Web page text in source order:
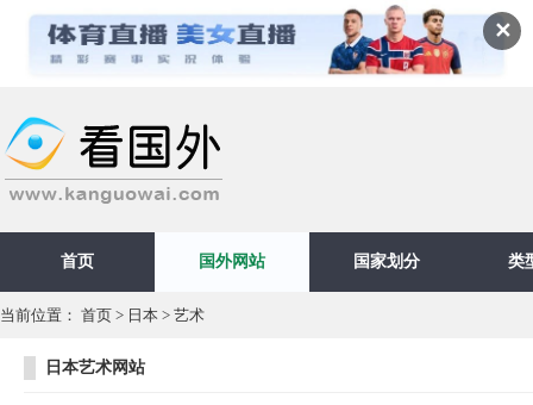
✕
首页 国外网站 国家划分 类
当前位置： 首页 > 日本 > 艺术
日本艺术网站